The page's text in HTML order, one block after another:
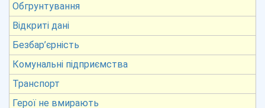
Обгрунтування
Відкриті дані
Безбар’єрність
Комунальні підприємства
Транспорт
Герої не вмирають